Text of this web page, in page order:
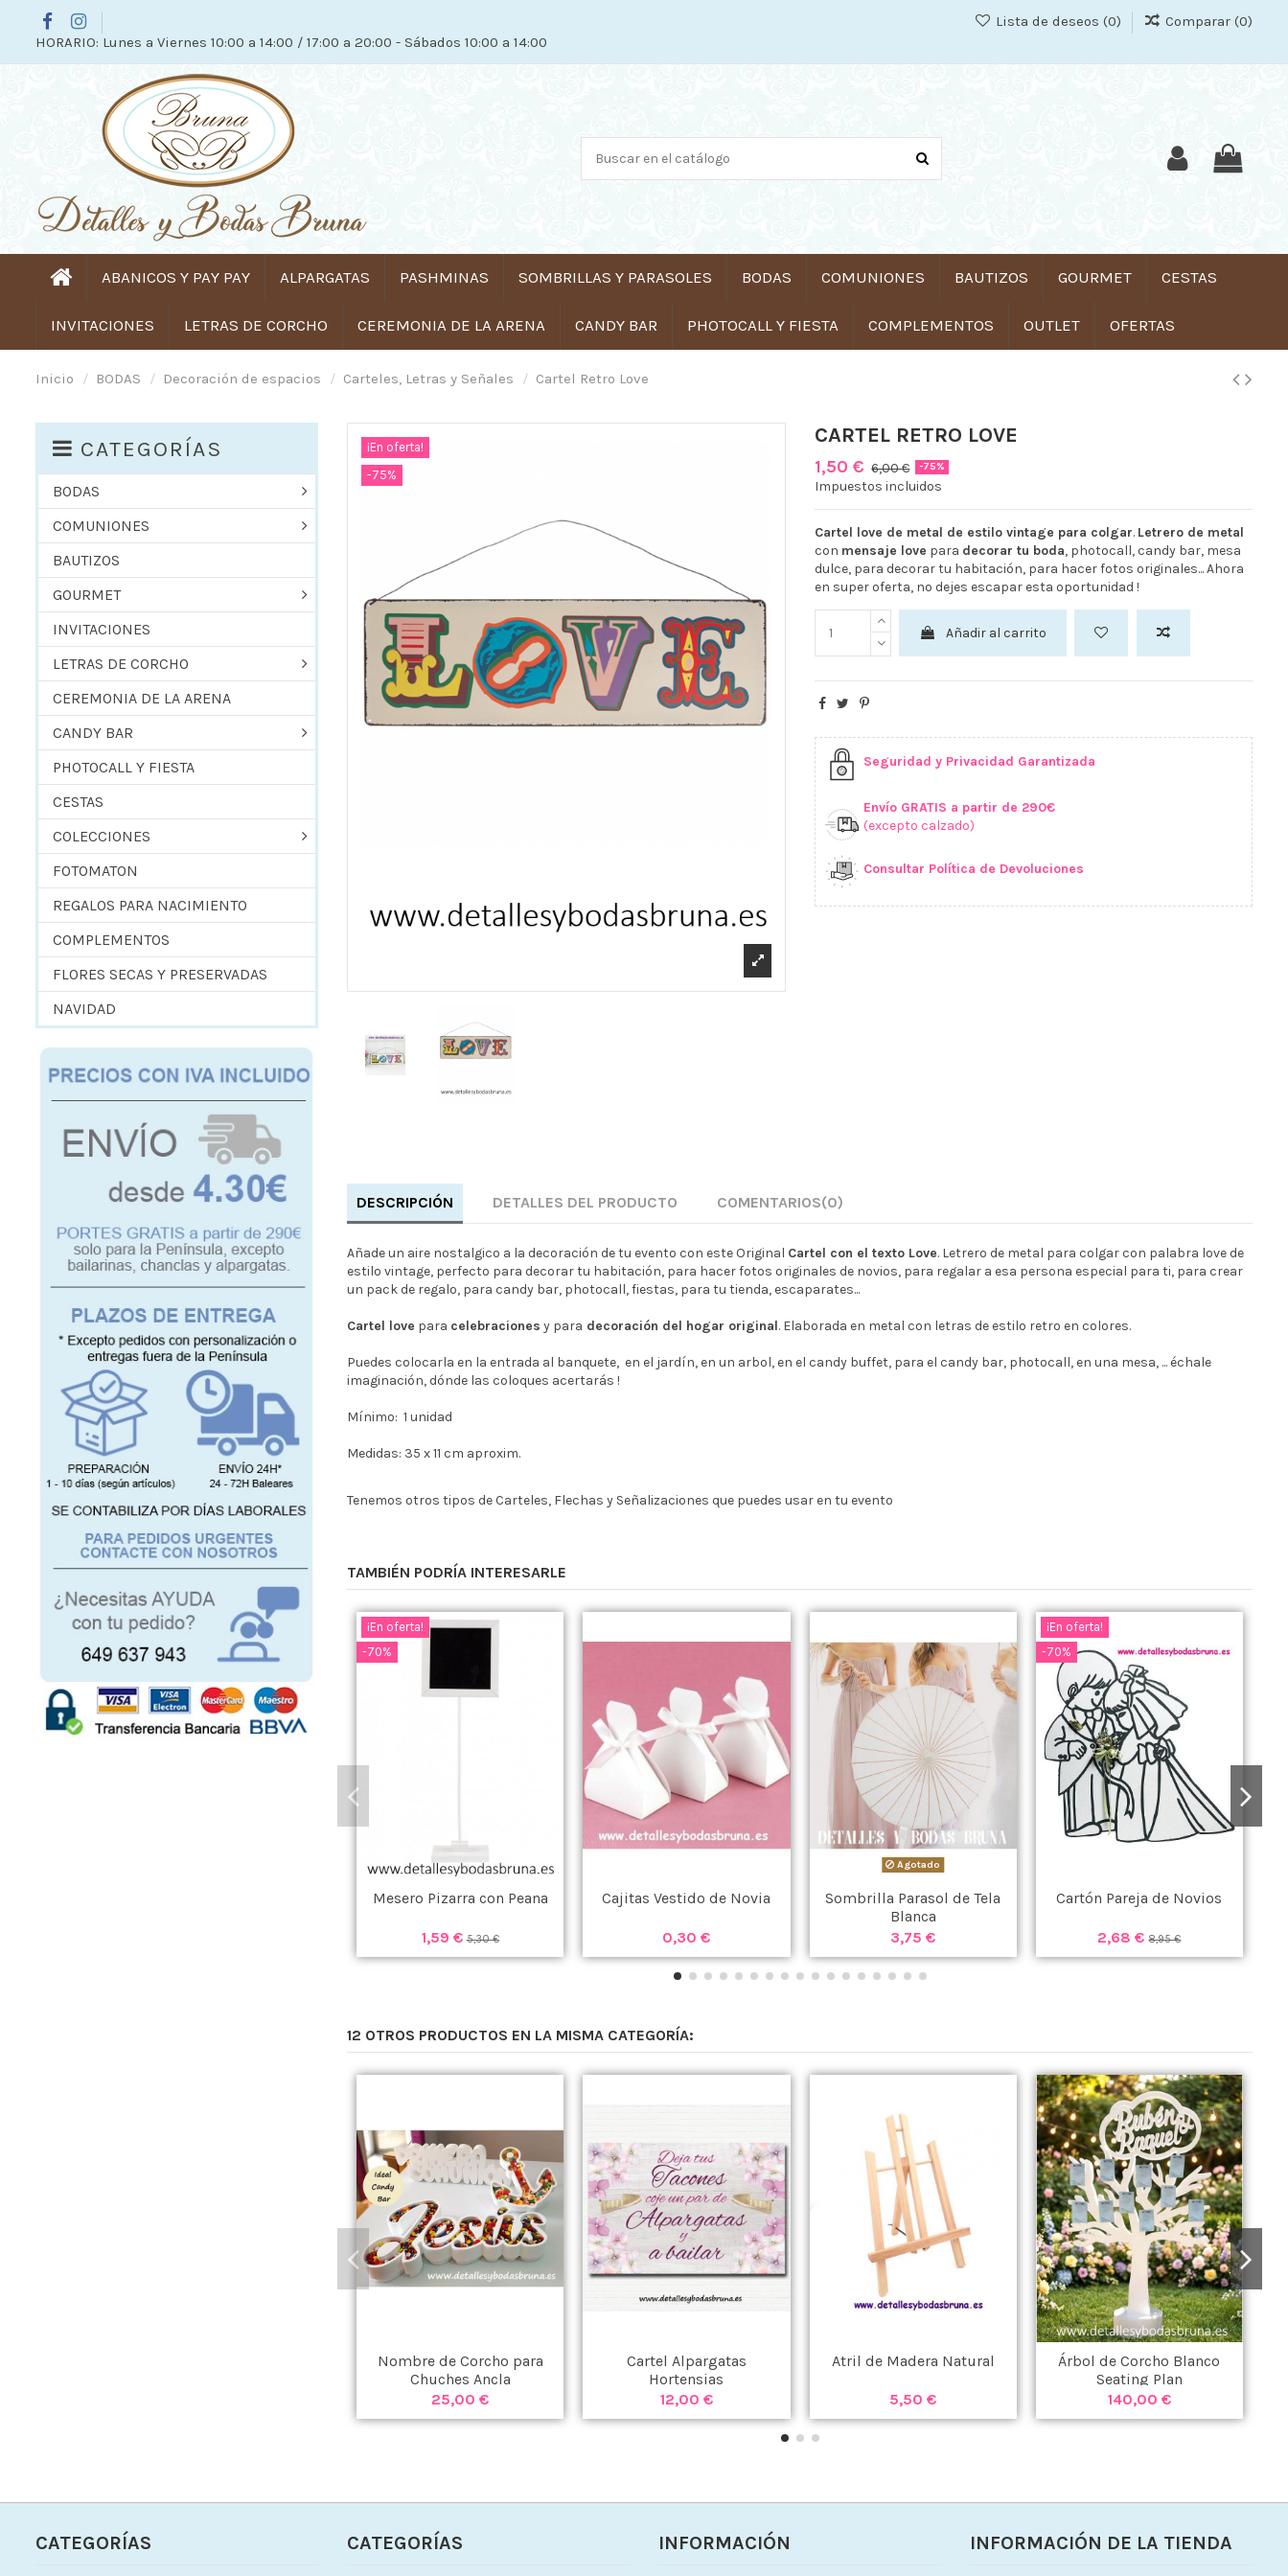
HORARIO: Lunes a Viernes 10:00 a 14:00 / 17:00 a 20:00 - Sábados 10:00 a 14:00
Lista de deseos (0) Comparar (0)
ABANICOS Y PAY PAY ALPARGATAS PASHMINAS SOMBRILLAS Y PARASOLES BODAS COMUNIONES BAUTIZOS GOURMET CESTAS
INVITACIONES LETRAS DE CORCHO CEREMONIA DE LA ARENA CANDY BAR PHOTOCALL Y FIESTA COMPLEMENTOS OUTLET OFERTAS
Inicio BODAS Decoración de espacios Carteles, Letras y Señales Cartel Retro Love
¡En oferta!
-75%
CARTEL RETRO LOVE
1,50 € 6,00 € -75%
Impuestos incluidos
Cartel love de metal de estilo vintage para colgar. Letrero de metal
con mensaje love para decorar tu boda, photocall, candy bar, mesa
dulce, para decorar tu habitación, para hacer fotos originales... Ahora
en super oferta, no dejes escapar esta oportunidad !
Añadir al carrito
Seguridad y Privacidad Garantizada
Envío GRATIS a partir de 290€
(excepto calzado)
Consultar Política de Devoluciones
DESCRIPCIÓN DETALLES DEL PRODUCTO COMENTARIOS(0)
Añade un aire nostalgico a la decoración de tu evento con este Original Cartel con el texto Love. Letrero de metal para colgar con palabra love de
estilo vintage, perfecto para decorar tu habitación, para hacer fotos originales de novios, para regalar a esa persona especial para ti, para crear
un pack de regalo, para candy bar, photocall, fiestas, para tu tienda, escaparates...
Cartel love para celebraciones y para decoración del hogar original. Elaborada en metal con letras de estilo retro en colores.
Puedes colocarla en la entrada al banquete, en el jardín, en un arbol, en el candy buffet, para el candy bar, photocall, en una mesa, ... échale
imaginación, dónde las coloques acertarás !
Mínimo: 1 unidad
Medidas: 35 x 11 cm aproxim.
Tenemos otros tipos de Carteles, Flechas y Señalizaciones que puedes usar en tu evento
TAMBIÉN PODRÍA INTERESARLE
¡En oferta!
-70%
Mesero Pizarra con Peana
1,59 €5,30 €
Cajitas Vestido de Novia
0,30 €
Agotado
Sombrilla Parasol de Tela
Blanca
3,75 €
¡En oferta!
-70%
Cartón Pareja de Novios
2,68 €8,95 €
12 OTROS PRODUCTOS EN LA MISMA CATEGORÍA:
Nombre de Corcho para
Chuches Ancla
25,00 €
Cartel Alpargatas
Hortensias
12,00 €
Atril de Madera Natural
5,50 €
Árbol de Corcho Blanco
Seating Plan
140,00 €
CATEGORÍAS
BODAS
COMUNIONES
BAUTIZOS
GOURMET
INVITACIONES
LETRAS DE CORCHO
CEREMONIA DE LA ARENA
CANDY BAR
PHOTOCALL Y FIESTA
CESTAS
COLECCIONES
FOTOMATON
REGALOS PARA NACIMIENTO
COMPLEMENTOS
FLORES SECAS Y PRESERVADAS
NAVIDAD
CATEGORÍAS CATEGORÍAS INFORMACIÓN INFORMACIÓN DE LA TIENDA